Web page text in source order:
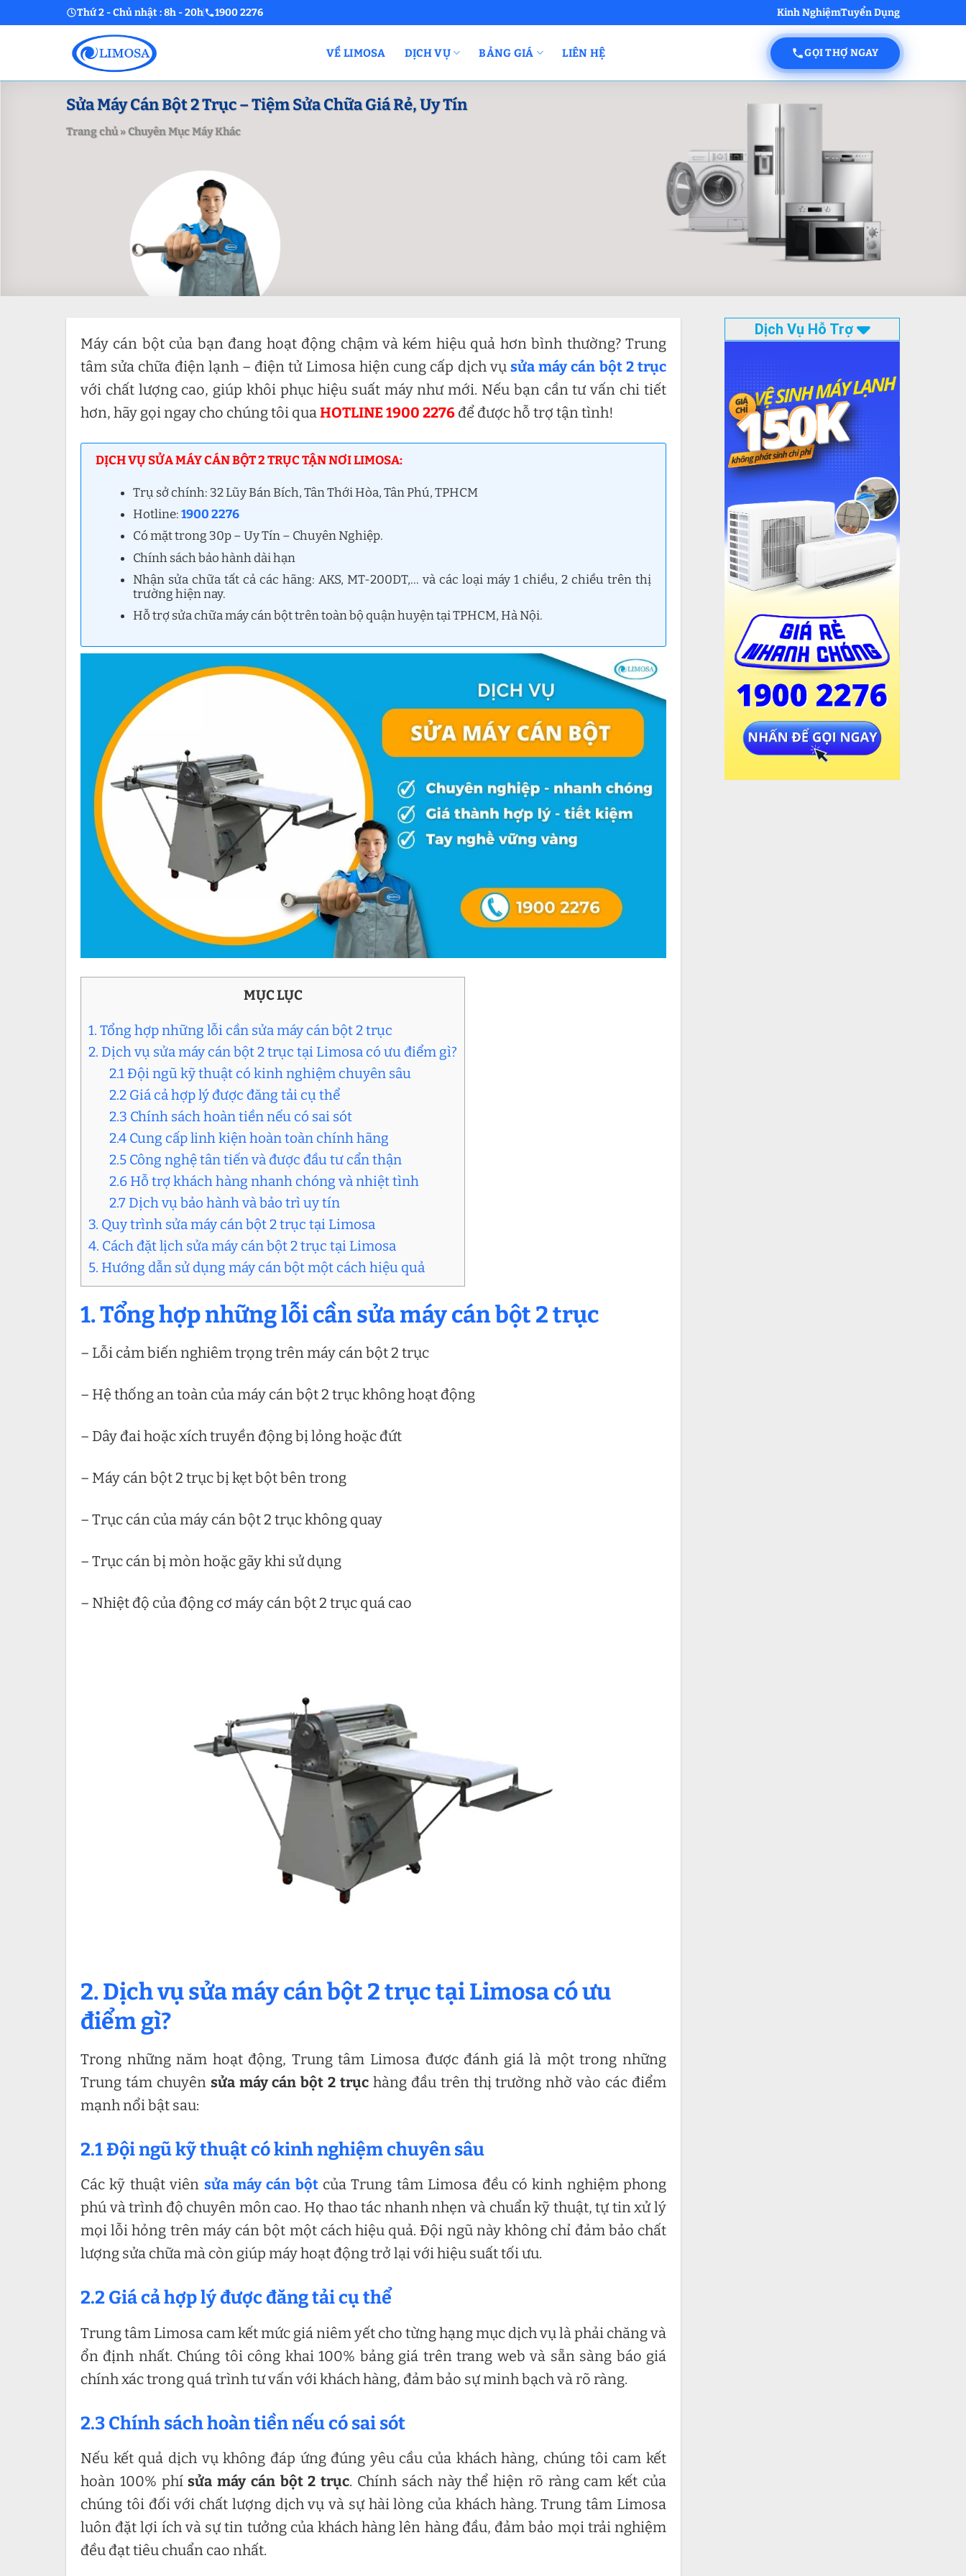
to
Thứ 2 - Chủ nhật : 8h - 20h 1900 2276 Kinh NghiệmTuyển Dụng
VỀ LIMOSA DỊCH VỤ BẢNG GIÁ LIÊN HỆ GỌI THỢ NGAY
Sửa Máy Cán Bột 2 Trục – Tiệm Sửa Chữa Giá Rẻ, Uy Tín
Trang chủ»Chuyên Mục Máy Khác
Máy cán bột của bạn đang hoạt động chậm và kém hiệu quả hơn bình thường? Trung
tâm sửa chữa điện lạnh – điện tử Limosa hiện cung cấp dịch vụ sửa máy cán bột 2 trục
với chất lượng cao, giúp khôi phục hiệu suất máy như mới. Nếu bạn cần tư vấn chi tiết
hơn, hãy gọi ngay cho chúng tôi quaHOTLINE 1900 2276 để được hỗ trợ tận tình!
DỊCH VỤ SỬA MÁY CÁN BỘT 2 TRỤC TẬN NƠI LIMOSA:
Trụ sở chính: 32 Lũy Bán Bích, Tân Thới Hòa, Tân Phú, TPHCM
Hotline:1900 2276
Có mặt trong 30p – Uy Tín – Chuyên Nghiệp.
Chính sách bảo hành dài hạn
Nhận sửa chữa tất cả các hãng: AKS, MT-200DT,… và các loại máy 1 chiều, 2 chiều trên thị
trường hiện nay.
Hỗ trợ sửa chữa máy cán bột trên toàn bộ quận huyện tại TPHCM, Hà Nội.
MỤC LỤC
1. Tổng hợp những lỗi cần sửa máy cán bột 2 trục
2. Dịch vụ sửa máy cán bột 2 trục tại Limosa có ưu điểm gì?
2.1 Đội ngũ kỹ thuật có kinh nghiệm chuyên sâu
2.2 Giá cả hợp lý được đăng tải cụ thể
2.3 Chính sách hoàn tiền nếu có sai sót
2.4 Cung cấp linh kiện hoàn toàn chính hãng
2.5 Công nghệ tân tiến và được đầu tư cẩn thận
2.6 Hỗ trợ khách hàng nhanh chóng và nhiệt tình
2.7 Dịch vụ bảo hành và bảo trì uy tín
3. Quy trình sửa máy cán bột 2 trục tại Limosa
4. Cách đặt lịch sửa máy cán bột 2 trục tại Limosa
5. Hướng dẫn sử dụng máy cán bột một cách hiệu quả
1. Tổng hợp những lỗi cần sửa máy cán bột 2 trục
– Lỗi cảm biến nghiêm trọng trên máy cán bột 2 trục
– Hệ thống an toàn của máy cán bột 2 trục không hoạt động
– Dây đai hoặc xích truyền động bị lỏng hoặc đứt
– Máy cán bột 2 trục bị kẹt bột bên trong
– Trục cán của máy cán bột 2 trục không quay
– Trục cán bị mòn hoặc gãy khi sử dụng
– Nhiệt độ của động cơ máy cán bột 2 trục quá cao
2. Dịch vụ sửa máy cán bột 2 trục tại Limosa có ưu
điểm gì?
Trong những năm hoạt động, Trung tâm Limosa được đánh giá là một trong những
Trung tám chuyên sửa máy cán bột 2 trục hàng đầu trên thị trường nhờ vào các điểm
mạnh nổi bật sau:
2.1 Đội ngũ kỹ thuật có kinh nghiệm chuyên sâu
Các kỹ thuật viên sửa máy cán bộtcủa Trung tâm Limosa đều có kinh nghiệm phong
phú và trình độ chuyên môn cao. Họ thao tác nhanh nhẹn và chuẩn kỹ thuật, tự tin xử lý
mọi lỗi hỏng trên máy cán bột một cách hiệu quả. Đội ngũ này không chỉ đảm bảo chất
lượng sửa chữa mà còn giúp máy hoạt động trở lại với hiệu suất tối ưu.
2.2 Giá cả hợp lý được đăng tải cụ thể
Trung tâm Limosa cam kết mức giá niêm yết cho từng hạng mục dịch vụ là phải chăng và
ổn định nhất. Chúng tôi công khai 100% bảng giá trên trang web và sẵn sàng báo giá
chính xác trong quá trình tư vấn với khách hàng, đảm bảo sự minh bạch và rõ ràng.
2.3 Chính sách hoàn tiền nếu có sai sót
Nếu kết quả dịch vụ không đáp ứng đúng yêu cầu của khách hàng, chúng tôi cam kết
hoàn 100% phísửa máy cán bột 2 trục. Chính sách này thể hiện rõ ràng cam kết của
chúng tôi đối với chất lượng dịch vụ và sự hài lòng của khách hàng. Trung tâm Limosa
luôn đặt lợi ích và sự tin tưởng của khách hàng lên hàng đầu, đảm bảo mọi trải nghiệm
đều đạt tiêu chuẩn cao nhất.
Dịch Vụ Hỗ Trợ